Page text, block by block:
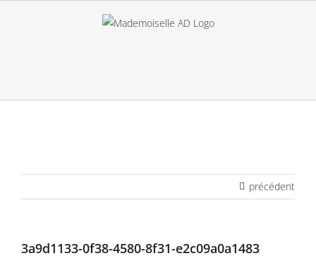
précédent
3a9d1133-0f38-4580-8f31-e2c09a0a1483